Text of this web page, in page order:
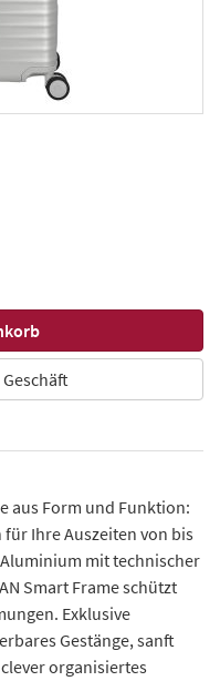
aus Form und Funktion:
für Ihre Auszeiten von bis
mit technischer
Smart Frame schützt
Exklusive
Gestänge, sanft
organisiertes